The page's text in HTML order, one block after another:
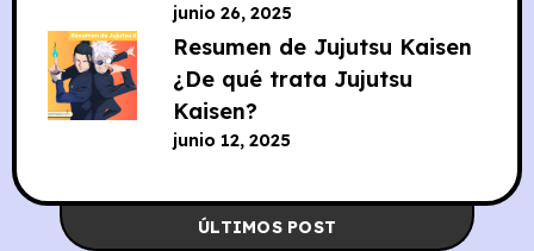
ÚLTIMOS POST
junio 26, 2025
Resumen de Jujutsu Kaisen
¿De qué trata Jujutsu
Kaisen?
junio 12, 2025